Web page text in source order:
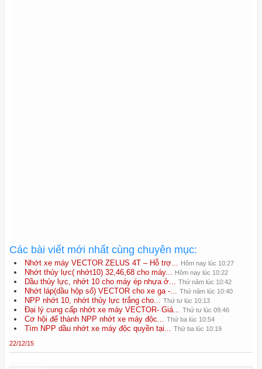
Các bài viết mới nhất cùng chuyên mục:
Nhớt xe máy VECTOR ZELUS 4T – Hỗ trợ... Hôm nay lúc 10:27
Nhớt thủy lực( nhớt10) 32,46,68 cho máy... Hôm nay lúc 10:22
Dầu thủy lực, nhớt 10 cho máy ép nhựa ở... Thứ năm lúc 10:42
Nhớt láp(dầu hộp số) VECTOR cho xe ga -... Thứ năm lúc 10:40
NPP nhớt 10, nhớt thủy lực trắng cho... Thứ tư lúc 10:13
Đại lý cung cấp nhớt xe máy VECTOR- Giá... Thứ tư lúc 09:46
Cơ hội để thành NPP nhớt xe máy độc... Thứ ba lúc 10:54
Tìm NPP dầu nhớt xe máy độc quyền tại... Thứ ba lúc 10:19
22/12/15